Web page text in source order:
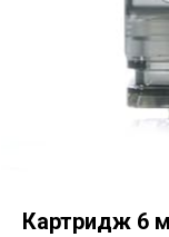
Картридж 6